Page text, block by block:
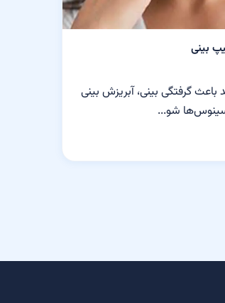
بینی
گرفتگی بینی، آبریزش بینی
شو...